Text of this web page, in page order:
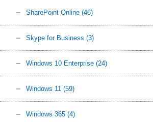
SharePoint Online (46)
Skype for Business (3)
Windows 10 Enterprise (24)
Windows 11 (59)
Windows 365 (4)